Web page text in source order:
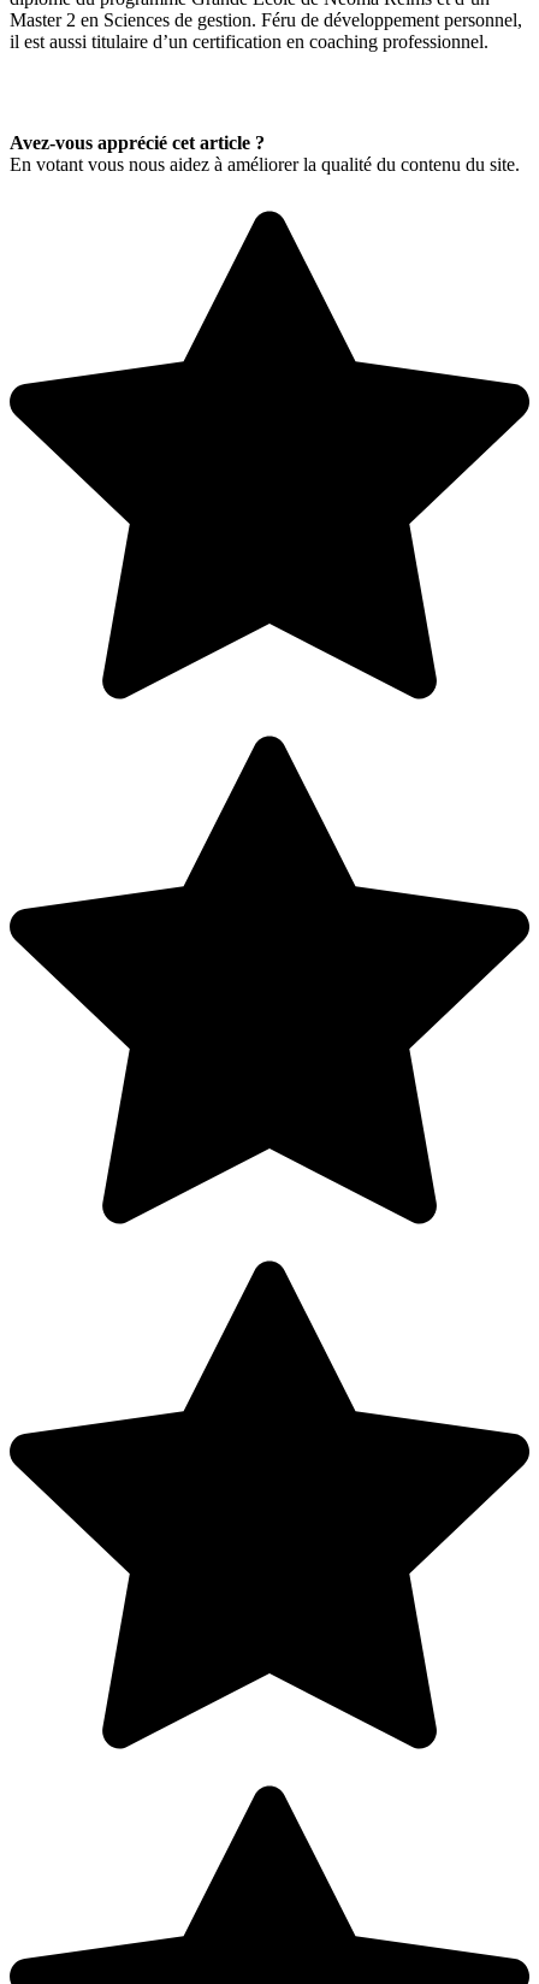
Master 2 en Sciences de gestion. Féru de développement personnel,
il est aussi titulaire d’un certification en coaching professionnel.
Avez-vous apprécié cet article ?
En votant vous nous aidez à améliorer la qualité du contenu du site.